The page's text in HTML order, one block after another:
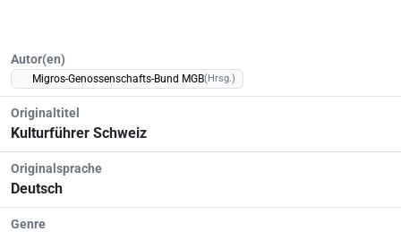
Autor(en)
Migros-Genossenschafts-Bund MGB(Hrsg.)
Originaltitel
Kulturführer Schweiz
Originalsprache
Deutsch
Genre